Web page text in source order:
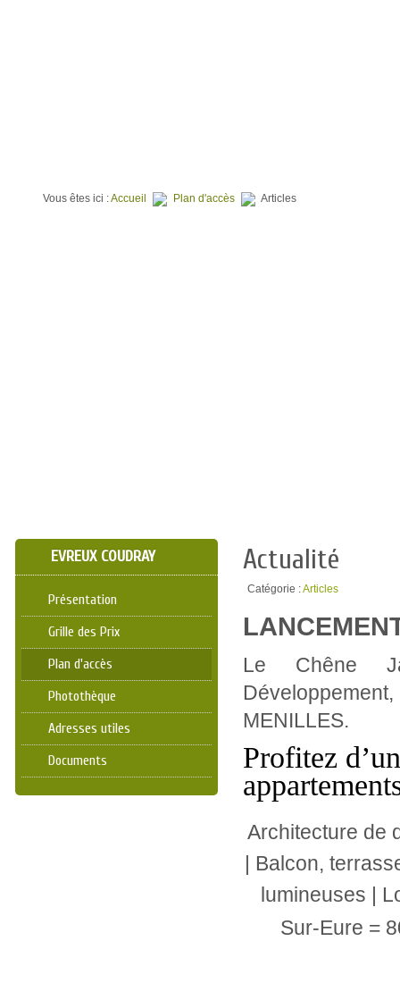
Vous êtes ici :Accueil Plan d'accès Articles
Actualité
Catégorie :Articles
Le Chêne
MENILLES.
Profitez
Architecture de
| Balcon,
lumineuses |
Sur-Eure =
EVREUX COUDRAY
Présentation
Grille des Prix
Plan d'accès
Photothèque
Adresses utiles
Documents